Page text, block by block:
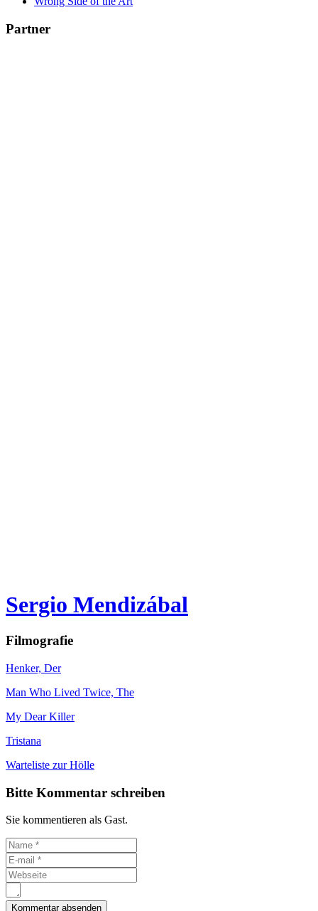
Partner
Sergio Mendizábal
Filmografie
Henker, Der
Man Who Lived Twice, The
My Dear Killer
Tristana
Warteliste zur Hölle
Bitte Kommentar schreiben
Sie kommentieren als Gast.